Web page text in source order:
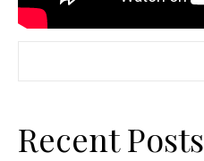
Recent Posts